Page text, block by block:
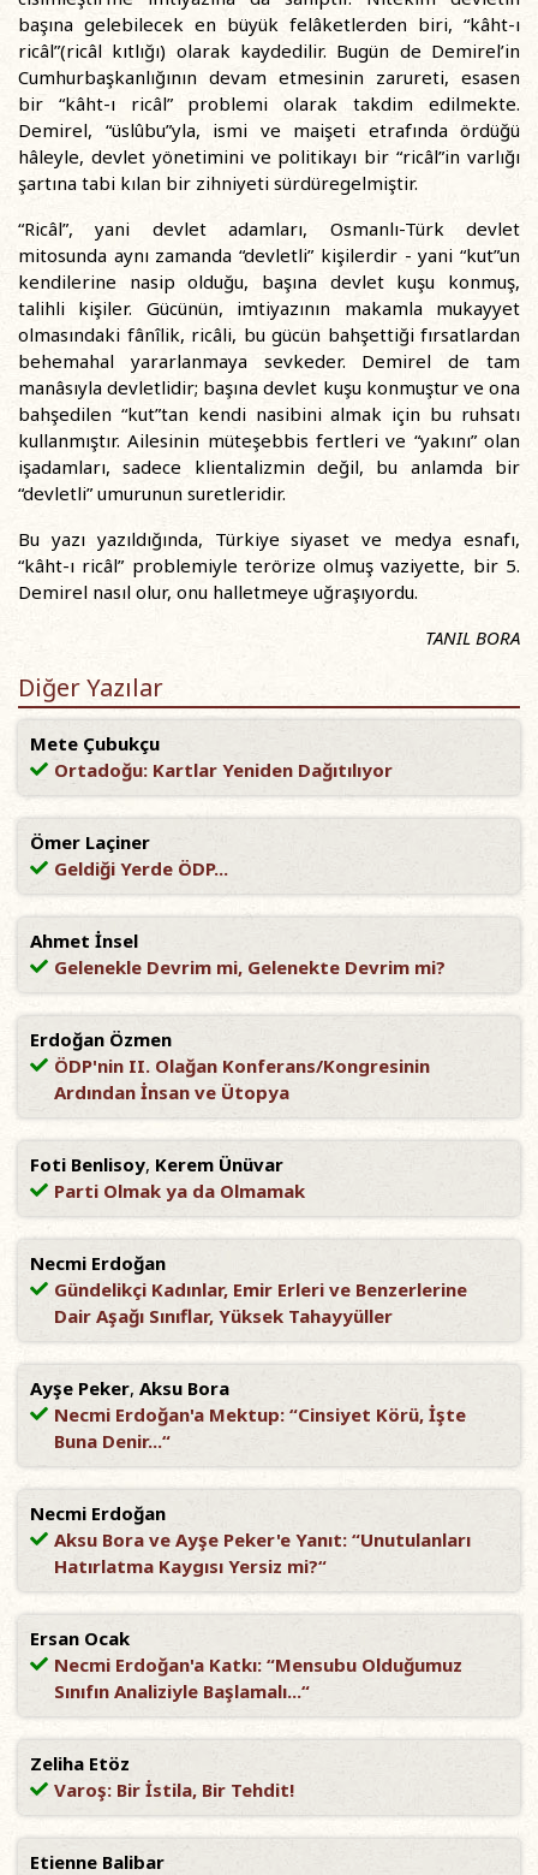
başına gelebilecek en büyük felâketlerden biri, “kâht-ı
ricâl”(ricâl kıtlığı) olarak kaydedilir. Bugün de Demirel’in
Cumhurbaşkanlığının devam etmesinin zarureti, esasen
bir “kâht-ı ricâl” problemi olarak takdim edilmekte.
Demirel, “üslûbu”yla, ismi ve maişeti etrafında ördüğü
hâleyle, devlet yönetimini ve politikayı bir “ricâl”in varlığı
şartına tabi kılan bir zihniyeti sürdüregelmiştir.
“Ricâl”, yani devlet adamları, Osmanlı-Türk devlet
mitosunda aynı zamanda “devletli” kişilerdir - yani “kut”un
kendilerine nasip olduğu, başına devlet kuşu konmuş,
talihli kişiler. Gücünün, imtiyazının makamla mukayyet
olmasındaki fânîlik, ricâli, bu gücün bahşettiği fırsatlardan
behemahal yararlanmaya sevkeder. Demirel de tam
manâsıyla devletlidir; başına devlet kuşu konmuştur ve ona
bahşedilen “kut”tan kendi nasibini almak için bu ruhsatı
kullanmıştır. Ailesinin müteşebbis fertleri ve “yakını” olan
işadamları, sadece klientalizmin değil, bu anlamda bir
“devletli” umurunun suretleridir.
Bu yazı yazıldığında, Türkiye siyaset ve medya esnafı,
“kâht-ı ricâl” problemiyle terörize olmuş vaziyette, bir 5.
Demirel nasıl olur, onu halletmeye uğraşıyordu.
TANIL BORA
Diğer Yazılar
Mete Çubukçu
Ortadoğu: Kartlar Yeniden Dağıtılıyor
Ömer Laçiner
Geldiği Yerde ÖDP...
Ahmet İnsel
Gelenekle Devrim mi, Gelenekte Devrim mi?
Erdoğan Özmen
ÖDP'nin II. Olağan Konferans/Kongresinin
Ardından İnsan ve Ütopya
Foti Benlisoy, Kerem Ünüvar
Parti Olmak ya da Olmamak
Necmi Erdoğan
Gündelikçi Kadınlar, Emir Erleri ve Benzerlerine
Dair Aşağı Sınıflar, Yüksek Tahayyüller
Ayşe Peker, Aksu Bora
Necmi Erdoğan'a Mektup: “Cinsiyet Körü, İşte
Buna Denir...“
Necmi Erdoğan
Aksu Bora ve Ayşe Peker'e Yanıt: “Unutulanları
Hatırlatma Kaygısı Yersiz mi?“
Ersan Ocak
Necmi Erdoğan'a Katkı: “Mensubu Olduğumuz
Sınıfın Analiziyle Başlamalı...“
Zeliha Etöz
Varoş: Bir İstila, Bir Tehdit!
Etienne Balibar